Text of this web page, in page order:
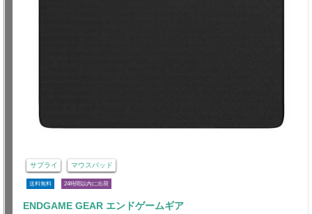
サプライ マウスパッド
送料無料 24時間以内に出荷
ENDGAME GEAR エンドゲームギア